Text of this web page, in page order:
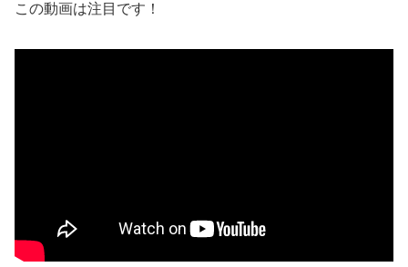
この動画は注目です！